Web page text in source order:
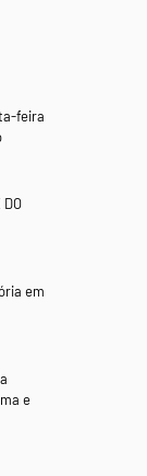
feira
DO
em
e